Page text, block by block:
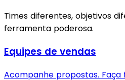
Times diferentes, objetivos
ferramenta poderosa.
Equipes de vendas
Acompanhe propostas.